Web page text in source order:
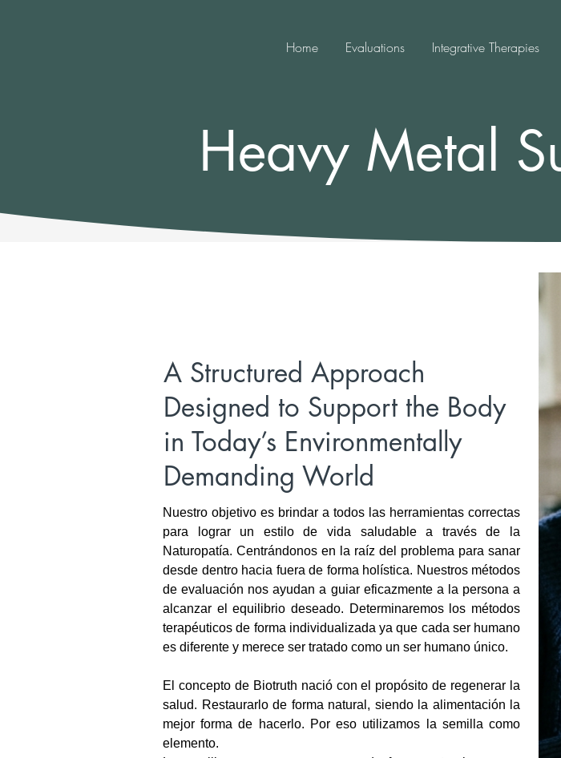
Home Evaluations Integrative Therapies
Heavy Metal
A Structured Approach
Designed to Support the Body
in Today’s Environmentally
Demanding World
Nuestro objetivo es brindar a todos las herramientas correctas
para lograr un estilo de vida saludable a través de la
Naturopatía. Centrándonos en la raíz del problema para sanar
desde dentro hacia fuera de forma holística. Nuestros métodos
de evaluación nos ayudan a guiar eficazmente a la persona a
alcanzar el equilibrio deseado. Determinaremos los métodos
terapéuticos de forma individualizada ya que cada ser humano
es diferente y merece ser tratado como un ser humano único.
El concepto de Biotruth nació con el propósito de regenerar la
salud. Restaurarlo de forma natural, siendo la alimentación la
mejor forma de hacerlo. Por eso utilizamos la semilla como
elemento.